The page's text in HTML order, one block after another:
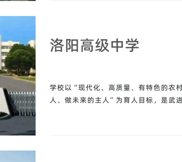
洛阳高级中学
学校以“现代化、高质量、有特色的农
人、做未来的主人”为育人目标，是武